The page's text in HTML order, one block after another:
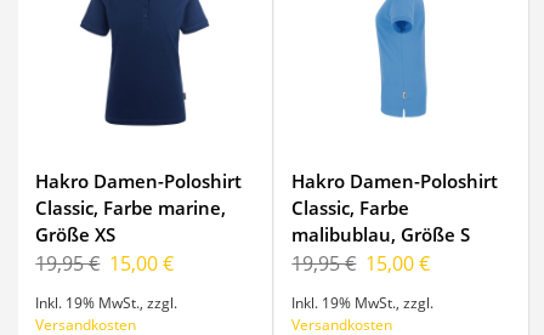
Hakro Damen-Poloshirt
Classic, Farbe marine,
Größe XS
19,95 € 15,00 €
Inkl. 19% MwSt. ,zzgl.
Versandkosten
Hakro Damen-Poloshirt
Classic, Farbe
malibublau, Größe S
19,95 € 15,00 €
Inkl. 19% MwSt. ,zzgl.
Versandkosten